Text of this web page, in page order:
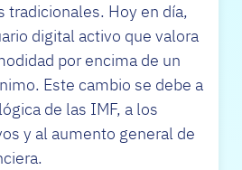
tradicionales. Hoy en día,
digital activo que valora
por encima de un
Este cambio se debe a
de las IMF, a los
y al aumento general de